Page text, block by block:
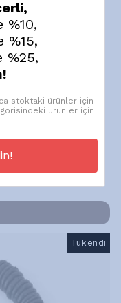
Tükendi
%10,
%15,
%25,
stoktaki ürünler için
ürünler için